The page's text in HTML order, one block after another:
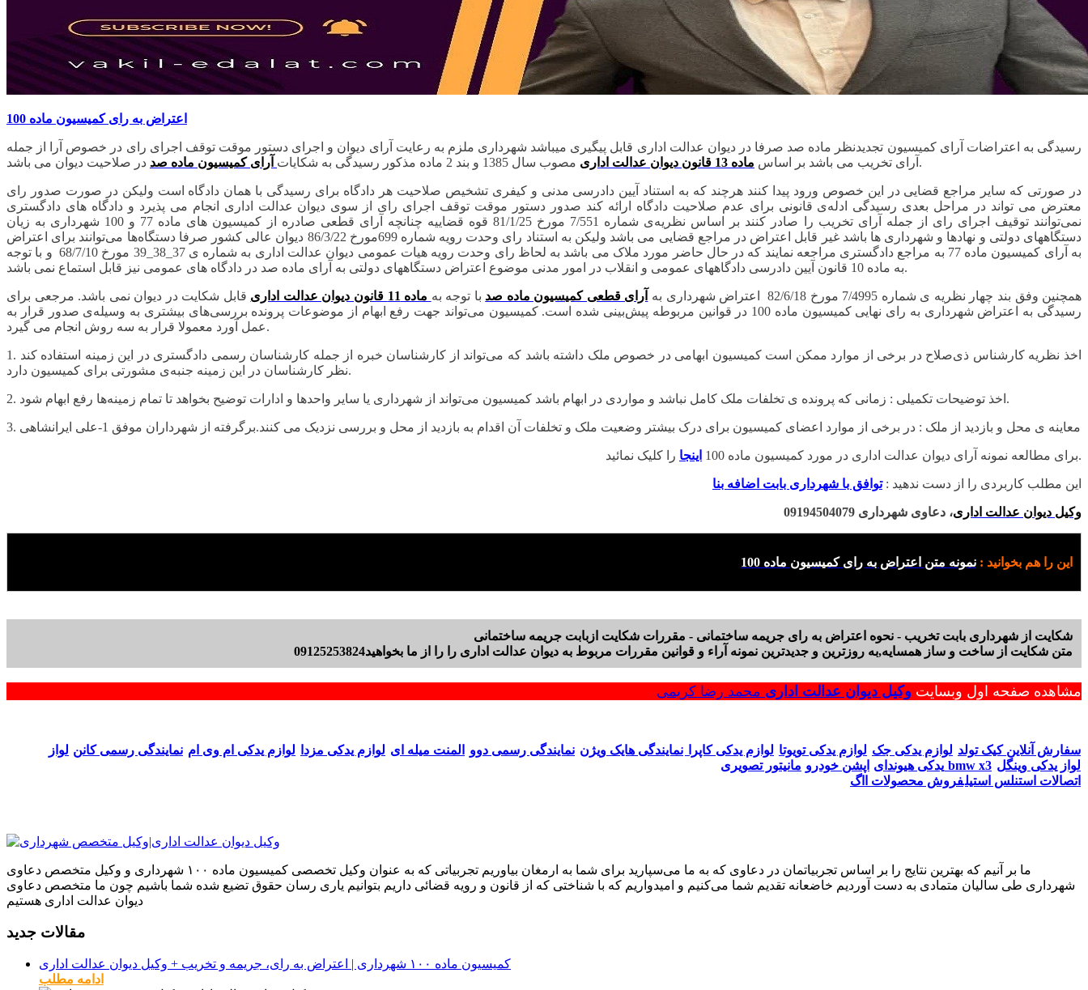
اعتراض به رای کمیسیون ماده 100
رسیدگی به اعتراضات آرای کمیسیون تجدیدنظر ماده صد صرفا در دیوان عدالت اداری قابل پیگیری میباشد شهرداری ملزم به رعایت آرای دیوان و اجرای دستور موقت توقف اجرای رای در خصوص آرا از جمله
آرای تخریب می باشد بر اساس ماده 13 قانون دیوان عدالت اداری مصوب سال 1385 و بند 2 ماده مذکور رسیدگی به شکایات آرای کمیسیون ماده صد در صلاحیت دیوان می باشد.
در صورتی که سایر مراجع قضایی در این خصوص ورود پیدا کنند هرچند که به استناد آیین دادرسی مدنی و کیفری تشخیص صلاحیت هر دادگاه برای رسیدگی با همان دادگاه است ولیکن در صورت صدور رای
معترض می تواند در مراحل بعدی رسیدگی ادله‌ی قانونی برای عدم صلاحیت دادگاه ارائه کند صدور دستور موقت توقف اجرای رای از سوی دیوان عدالت اداری انجام می پذیرد و دادگاه های دادگستری
نمی‌توانند توقیف اجرای رای از جمله آرای تخریب را صادر کنند بر اساس نظریه‌ی شماره 7/551 مورخ 81/1/25 قوه قضاییه چنانچه آرای قطعی صادره از کمیسیون های ماده 77 و 100 شهرداری به زیان
دستگاههای دولتی و نهادها و شهرداری ها باشد غیر قابل اعتراض در مراجع قضایی می باشد ولیکن به استناد رای وحدت رویه شماره 699مورخ 86/3/22 دیوان عالی کشور صرفا دستگاه‌ها می‌توانند برای اعتراض
به آرای کمیسیون ماده 77 به مراجع دادگستری مراجعه نمایند که در حال حاضر مورد ملاک می باشد به لحاظ رای وحدت رویه هیات عمومی دیوان عدالت اداری به شماره ی 37_38_39 مورخ 68/7/10 و با توجه
به ماده 10 قانون آیین دادرسی دادگاههای عمومی و انقلاب در امور مدنی موضوع اعتراض دستگاههای دولتی به آرای ماده صد در دادگاه های عمومی نیز قابل استماع نمی باشد.
همچنین وفق بند چهار نظریه ی شماره 7/4995 مورخ 82/6/18 اعتراض شهرداری به آرای قطعی کمیسیون ماده صد با توجه به ماده 11 قانون دیوان عدالت اداری
قابل شکایت در دیوان نمی باشد. مرجعی برای
رسیدگی به اعتراض شهرداری به رای نهایی کمیسیون ماده 100 در قوانین مربوطه پیش‌بینی شده است. کمیسیون می‌تواند جهت رفع ابهام از موضوعات پرونده بررسی‌های بیشتری به وسیله‌ی صدور قرار به
عمل آورد معمولا قرار به سه روش انجام می گیرد.
1. اخذ نظریه کارشناس ذی‌صلاح در برخی از موارد ممکن است کمیسیون ابهامی در خصوص ملک داشته باشد که می‌تواند از کارشناسان خبره از جمله کارشناسان رسمی دادگستری در این زمینه استفاده کند
نظر کارشناسان در این زمینه جنبه‌ی مشورتی برای کمیسیون دارد.
2. اخذ توضیحات تکمیلی : زمانی که پرونده ی تخلفات ملک کامل نباشد و مواردی در ابهام باشد کمیسیون می‌تواند از شهرداری یا سایر واحدها و ادارات توضیح بخواهد تا تمام زمینه‌ها رفع ابهام شود.
3. معاینه ی محل و بازدید از ملک : در برخی از موارد اعضای کمیسیون برای درک بیشتر وضعیت ملک و تخلفات آن اقدام به بازدید از محل و بررسی نزدیک می کنند.برگرفته از شهرداران موفق 1-علی ایرانشاهی
برای مطالعه نمونه آرای دیوان عدالت اداری در مورد کمیسیون ماده 100 اینجا را کلیک نمائید.
این مطلب کاربردی را از دست ندهید : توافق با شهرداری بابت اضافه بنا
وکیل دیوان عدالت اداری، دعاوی شهرداری 09194504079
این را هم بخوانید : نمونه متن اعتراض به رای کمیسیون ماده 100
شکایت از شهرداری بابت تخریب - نحوه اعتراض به رای جریمه ساختمانی - مقررات شکایت ازبابت جریمه ساختمانی
متن شکایت از ساخت و ساز همسایه,به روزترین و جدیدترین نمونه آراء و قوانین مقررات مربوط به دیوان عدالت اداری را را از ما بخواهید09125253824
مشاهده صفحه اول وبسایت وکیل دیوان عدالت اداری محمد رضا کریمی
سفارش آنلاین کیک تولد لوازم یدکی جک لوازم یدکی تویوتا لوازم یدکی کاپرا نمایندگی هایک ویژن نمایندگی رسمی دوو المنت میله ای لوازم یدکی مزدا لوازم یدکی ام وی ام نمایندگی رسمی کانن لواز
یدکی هیوندای اپشن خودرو مانیتور تصویری bmw x3 لواز یدکی وینگل
اتصالات استنلس استیلفروش محصولات ااگ
ما بر آنیم که بهترین نتایج را بر اساس تجربیاتمان در دعاوی که به ما می‌سپارید برای شما به ارمغان بیاوریم تجربیاتی که به عنوان وکیل تخصصی کمیسیون ماده ۱۰۰ شهرداری و وکیل متخصص دعاوی
شهرداری طی سالیان متمادی به دست آوردیم خاضعانه تقدیم شما می‌کنیم و امیدواریم که با شناختی که از قانون و رویه قضائی داریم بتوانیم یاری رسان حقوق تضیع شده شما باشیم چون ما متخصص دعاوی
دیوان عدالت اداری هستیم
مقالات جدید
کمیسیون ماده ۱۰۰ شهرداری | اعتراض به رای، جریمه و تخریب + وکیل دیوان عدالت اداری
ادامه مطلب